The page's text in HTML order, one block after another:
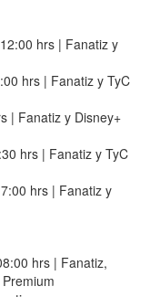
hrs | Fanatiz y
hrs | Fanatiz y TyC
| Fanatiz y Disney+
hrs | Fanatiz y TyC
hrs | Fanatiz y
hrs | Fanatiz,